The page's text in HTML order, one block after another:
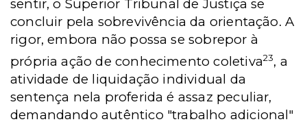
sentir, o Superior Tribunal de Justiça se
concluir pela sobrevivência da orientação. A
rigor, embora não possa se sobrepor à
própria ação de conhecimento coletiva23, a
atividade de liquidação individual da
sentença nela proferida é assaz peculiar,
demandando autêntico "trabalho adicional"